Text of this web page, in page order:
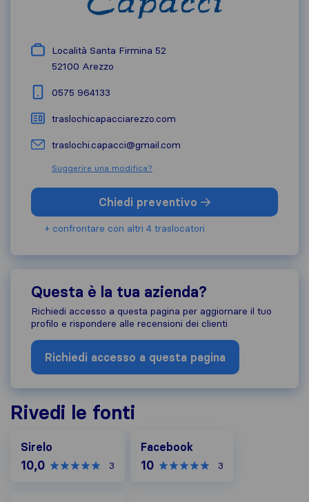
Località Santa Firmina 52
52100 Arezzo
0575 964133
traslochicapacciarezzo.com
traslochi.capacci@gmail.com
Suggerire una modifica?
Chiedi preventivo
+ confrontare con altri 4 traslocatori
Questa è la tua azienda?
Richiedi accesso a questa pagina per aggiornare il tuo
profilo e rispondere alle recensioni dei clienti
Richiedi accesso a questa pagina
Rivedi le fonti
Sirelo
10,0 3
Facebook
10 3